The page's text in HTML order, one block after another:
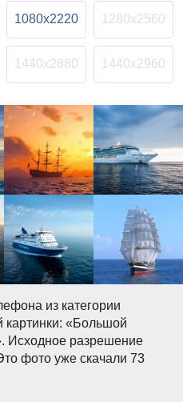
из категории
картинки: «Большой
Исходное разрешение
фото уже скачали 73
1080x2220 1280x2560
1440x2880 1440x2960